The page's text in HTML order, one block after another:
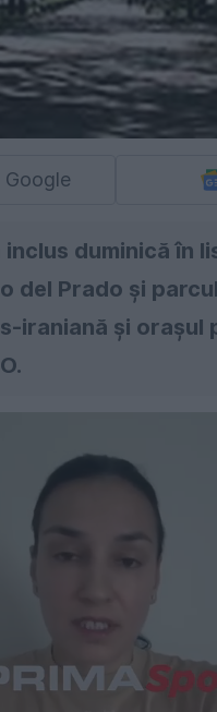
duminică în
del Prado şi
iraniană şi